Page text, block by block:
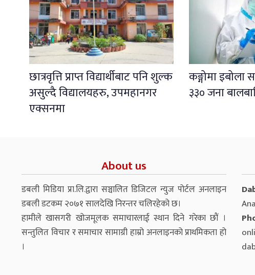
छात्रवृत्ति प्राप्त विद्यार्थीबाट पनि शुल्क
असुल्दै विद्यालयहरु, उपमहानगर
एक्सनमा
कङ्गोमा
३३० जना
About us
डबली मिडिया प्रा.लि.द्वारा सञ्चालित डिजिटल न्युज पोर्टल अनलाइन
डबली डटकम २०७१ सालदेखि निरन्तर चलिरहेको छ।
हामीले खासगरी खोजमूलक समाचारलाई स्थान दिने गरेका छौं ।
सन्तुलित विचार र समाचार सामाग्री हाम्रो अनलाइनको प्राथमिकता हो
।